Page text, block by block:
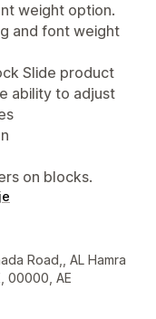
weight option.
and font weight
Slide product
ability to adjust
on blocks.
Road,, AL Hamra
00000, AE